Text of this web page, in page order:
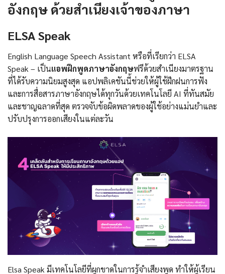
อังกฤษ ด้วยสำเนียงเจ้าของภาษา
ELSA Speak
English Language Speech Assistant หรือที่เรียกว่า ELSA
Speak – เป็นแอพฝึกพูดภาษาอังกฤษฟรีด้วยสำเนียงมาตรฐาน
ที่ได้รับความนิยมสูงสุด แอปพลิเคชันนี้ช่วยให้ผู้ใช้ฝึกฝนการฟัง
และการสื่อสารภาษาอังกฤษได้ทุกวันด้วยเทคโนโลยี AI ที่ทันสมัย
และชาญฉลาดที่สุด ตรวจจับข้อผิดพลาดของผู้ใช้อย่างแม่นยำและ
ปรับปรุงการออกเสียงในแต่ละวัน
Elsa Speak มีเทคโนโลยีที่ผูกขาดในการรู้จำเสียงพูด ทำให้ผู้เรียน